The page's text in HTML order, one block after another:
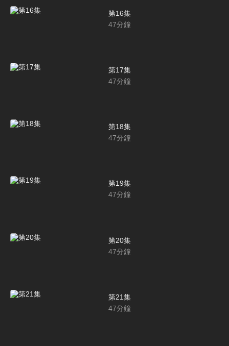
第16集
47分鐘
第17集
47分鐘
第18集
47分鐘
第19集
47分鐘
第20集
47分鐘
第21集
47分鐘